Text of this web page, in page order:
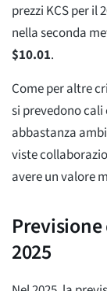
prezzi KCS per
nella seconda
$10.01.
Come per altre
si prevedono
abbastanza
viste
avere un valore
Previsione
2025